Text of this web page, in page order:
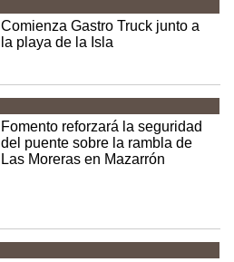
Comienza Gastro Truck junto a
la playa de la Isla
Fomento reforzará la seguridad
del puente sobre la rambla de
Las Moreras en Mazarrón